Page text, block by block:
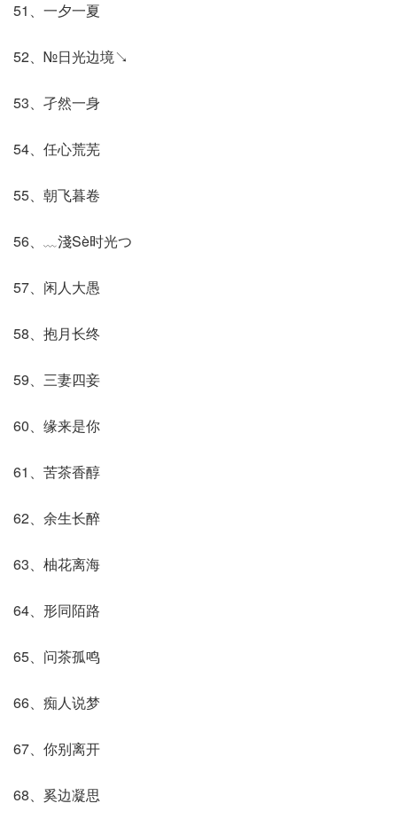
51、一夕一夏
52、№日光边境↘
53、孑然一身
54、任心荒芜
55、朝飞暮卷
56、﹏淺Sè时光つ
57、闲人大愚
58、抱月长终
59、三妻四妾
60、缘来是你
61、苦茶香醇
62、余生长醉
63、柚花离海
64、形同陌路
65、问茶孤鸣
66、痴人说梦
67、你别离开
68、奚边凝思